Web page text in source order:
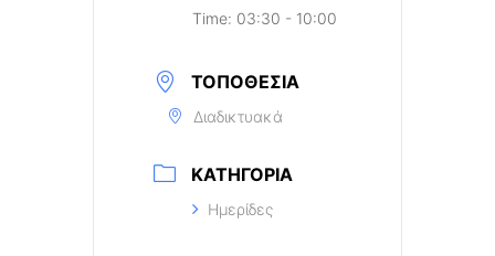
Time: 03:30 - 10:00
ΤΟΠΟΘΕΣΊΑ
Διαδικτυακά
ΚΑΤΗΓΟΡΊΑ
Ημερίδες